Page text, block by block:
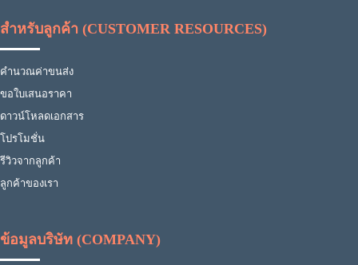
สำหรับลูกค้า (CUSTOMER RESOURCES)
คำนวณค่าขนส่ง
ขอใบเสนอราคา
ดาวน์โหลดเอกสาร
โปรโมชั่น
รีวิวจากลูกค้า
ลูกค้าของเรา
ข้อมูลบริษัท (COMPANY)